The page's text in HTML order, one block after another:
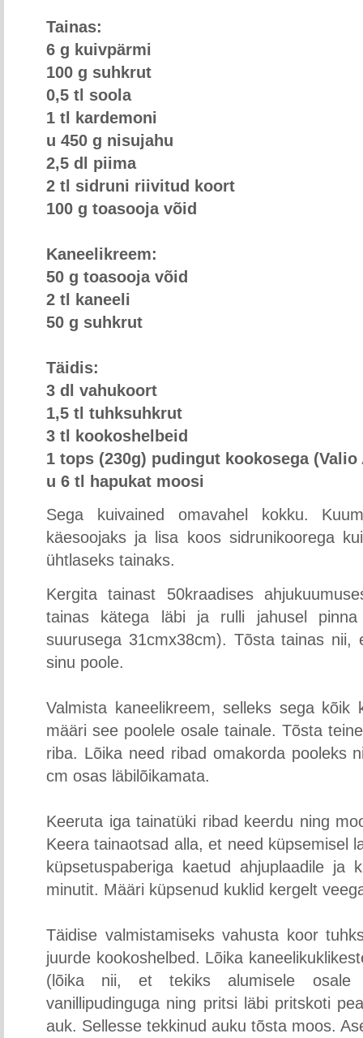
Tainas:
6 g kuivpärmi
100 g suhkrut
0,5 tl soola
1 tl kardemoni
u 450 g nisujahu
2,5 dl piima
2 tl sidruni riivitud koort
100 g toasooja võid
Kaneelikreem:
50 g toasooja võid
2 tl kaneeli
50 g suhkrut
Täidis:
3 dl vahukoort
1,5 tl tuhksuhkrut
3 tl kookoshelbeid
1 tops (230g) pudingut kookosega (Valio
u 6 tl hapukat moosi
Sega kuivained omavahel kokku.
käesoojaks ja lisa koos sidrunikoorega
ühtlaseks tainaks.
Kergita tainast 50kraadises
tainas kätega läbi ja rulli jahusel pinna
suurusega 31cmx38cm). Tõsta tainas
sinu poole.
Valmista kaneelikreem, selleks sega kõik
määri see poolele osale tainale. Tõsta
riba. Lõika need ribad omakorda pooleks
cm osas läbilõikamata.
Keeruta iga tainatüki ribad keerdu ning
Keera tainaotsad alla, et need küpsemisel
küpsetuspaberiga kaetud ahjuplaadile ja
minutit. Määri küpsenud kuklid kergelt
Täidise valmistamiseks vahusta koor
juurde kookoshelbed. Lõika
(lõika nii, et tekiks alumisele osale
vanillipudinguga ning pritsi läbi pritskoti
auk. Sellesse tekkinud auku tõsta moos.